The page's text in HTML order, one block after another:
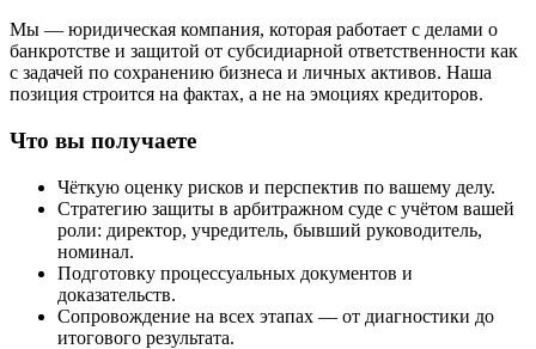
Мы — юридическая компания, которая работает с делами о
банкротстве и защитой от субсидиарной ответственности как
с задачей по сохранению бизнеса и личных активов. Наша
позиция строится на фактах, а не на эмоциях кредиторов.
Что вы получаете
Чёткую оценку рисков и перспектив по вашему делу.
Стратегию защиты в арбитражном суде с учётом вашей
роли: директор, учредитель, бывший руководитель,
номинал.
Подготовку процессуальных документов и
доказательств.
Сопровождение на всех этапах — от диагностики до
итогового результата.